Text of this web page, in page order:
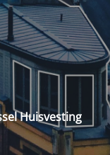
Huisvesting